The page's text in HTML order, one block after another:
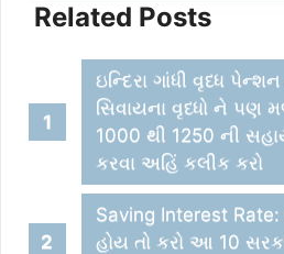
Related Posts
ઇન્દિરા ગાંધી વૃધ્ધ
સિવાયના વૃધ્ધો ને પણ
1000 થી 1250 ની
કરવા અહિં કલીક કરો
Saving Interest
હોય તો કરો આ 10